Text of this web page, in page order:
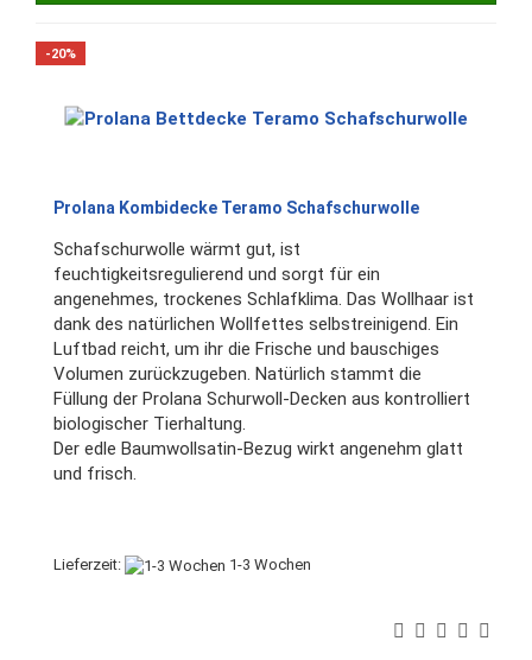
-20%
Prolana Kombidecke Teramo Schafschurwolle
Schafschurwolle wärmt gut, ist
feuchtigkeitsregulierend und sorgt für ein
angenehmes, trockenes Schlafklima. Das Wollhaar ist
dank des natürlichen Wollfettes selbstreinigend. Ein
Luftbad reicht, um ihr die Frische und bauschiges
Volumen zurückzugeben. Natürlich stammt die
Füllung der Prolana Schurwoll-Decken aus kontrolliert
biologischer Tierhaltung.
Der edle Baumwollsatin-Bezug wirkt angenehm glatt
und frisch.
Lieferzeit: 1-3 Wochen